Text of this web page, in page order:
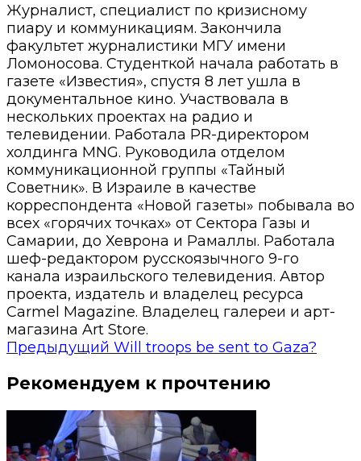
Журналист, специалист по кризисному
пиару и коммуникациям. Закончила
факультет журналистики МГУ имени
Ломоносова. Студенткой начала работать в
газете «Известия», спустя 8 лет ушла в
документальное кино. Участвовала в
нескольких проектах на радио и
телевидении. Работала PR-директором
холдинга MNG. Руководила отделом
коммуникационной группы «Тайный
Советник». В Израиле в качестве
корреспондента «Новой газеты» побывала во
всех «горячих точках» от Сектора Газы и
Самарии, до Хеврона и Рамаллы. Работала
шеф-редактором русскоязычного 9-го
канала израильского телевидения. Автор
проекта, издатель и владелец ресурса
Carmel Magazine. Владелец галереи и арт-
магазина Art Store.
Предыдущий Will troops be sent to Gaza?
Рекомендуем к прочтению